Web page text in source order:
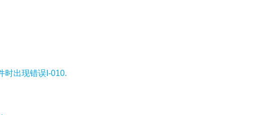
时出现错误I-010.